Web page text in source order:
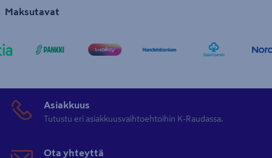
Maksutavat
Asiakkuus
Tutustu eri asiakkuusvaihtoehtoihin K-Raudassa.
Ota yhteyttä